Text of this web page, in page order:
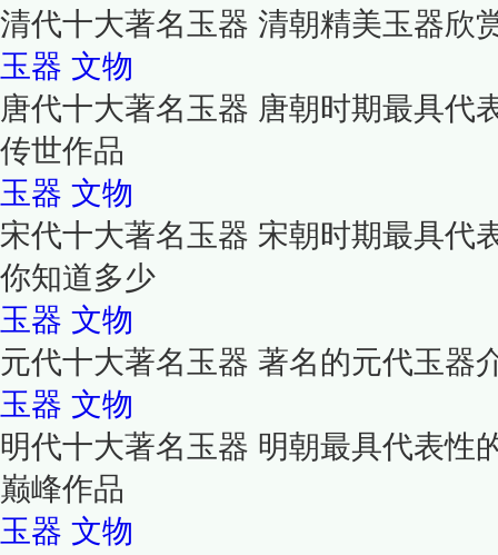
清代十大著名玉器 清朝精美玉器欣
玉器 文物
唐代十大著名玉器 唐朝时期最具代
传世作品
玉器 文物
宋代十大著名玉器 宋朝时期最具代
你知道多少
玉器 文物
元代十大著名玉器 著名的元代玉器
玉器 文物
明代十大著名玉器 明朝最具代表性
巅峰作品
玉器 文物